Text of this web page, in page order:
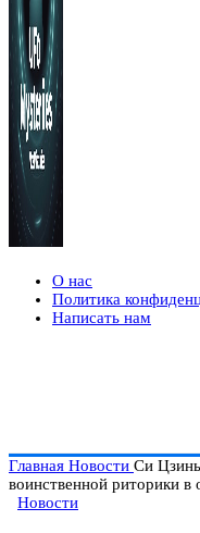
О нас
Политика
Написать нам
Главная Новости Си
воинственной риторики
Новости